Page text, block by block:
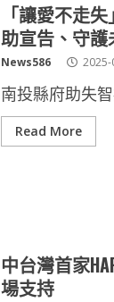
「讓愛不走
助宣告、守護
News586 2025-
南投縣府助失
Read More
中台灣首家
場支持